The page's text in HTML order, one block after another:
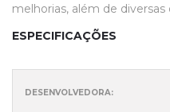
melhorias, além de
ESPECIFICAÇÕES
DESENVOLVEDORA: